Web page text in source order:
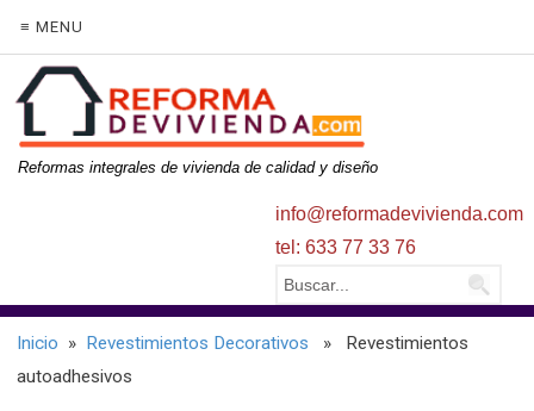
≡ MENU
Reformas integrales de vivienda de calidad y diseño
info@reformadevivienda.com
tel: 633 77 33 76
Inicio » Revestimientos Decorativos » Revestimientos
autoadhesivos